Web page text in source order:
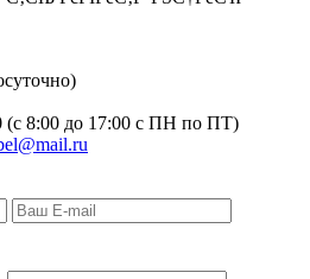
(с 8:00 до 17:00 с ПН по ПТ)